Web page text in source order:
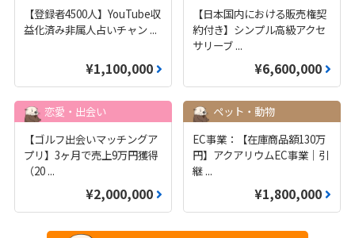
【登録者4500人】YouTube収
益化済み非属人占いチャン ...
¥1,100,000
【日本国内における販売権契
約付き】シンプル高級アクセ
サリーブ ...
¥6,600,000
恋愛・出会い
【ゴルフ出会いマッチングア
プリ】3ヶ月で売上9万円獲得
（20 ...
¥2,000,000
ペット・動物
EC事業：【在庫商品額130万
円】アクアリウムEC事業｜引
継 ...
¥1,800,000